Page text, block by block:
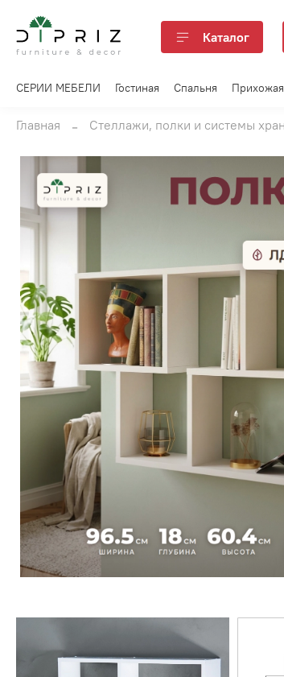
Каталог
СЕРИИ МЕБЕЛИ Гостиная Спальня Прихожая
Главная Стеллажи, полки и системы